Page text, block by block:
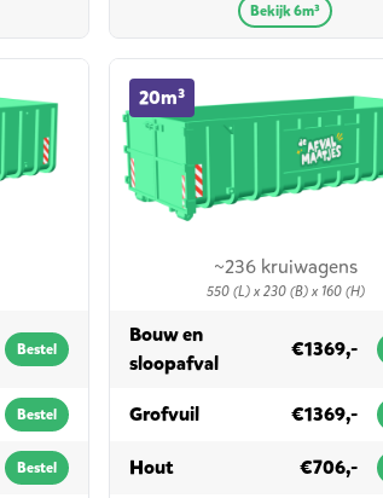
Bekijk 6m³
Bestel
Bestel
Bestel
~236 kruiwagens
550 (L) x 230 (B) x 160 (H)
20m³
20m³ container huren
Bouw en
sloopafvalin 20m³
€1369,-
Grofvuilin 20m³ €1369,-
Houtin 20m³ €706,-